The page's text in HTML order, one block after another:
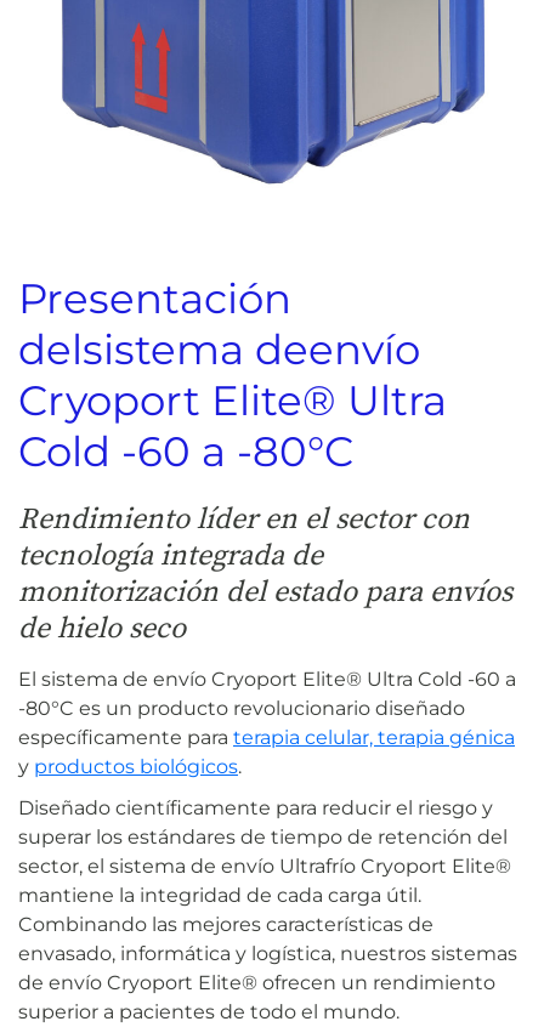
Presentación
delsistema deenvío
Cryoport Elite® Ultra
Cold -60 a -80°C
Rendimiento líder en el sector con
tecnología integrada de
monitorización del estado para envíos
de hielo seco
El sistema de envío Cryoport Elite® Ultra Cold -60 a
-80°C es un producto revolucionario diseñado
específicamente para terapia celular, terapia génica
y productos biológicos.
Diseñado científicamente para reducir el riesgo y
superar los estándares de tiempo de retención del
sector, el sistema de envío Ultrafrío Cryoport Elite®
mantiene la integridad de cada carga útil.
Combinando las mejores características de
envasado, informática y logística, nuestros sistemas
de envío Cryoport Elite® ofrecen un rendimiento
superior a pacientes de todo el mundo.